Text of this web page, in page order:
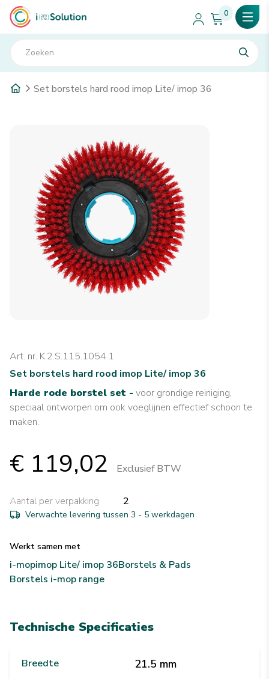
0
Set borstels hard rood imop Lite/ imop 36
Art. nr. K.2.S.115.1054.1
Set borstels hard rood imop Lite/ imop 36
Harde rode borstel set - voor grondige reiniging,
speciaal ontworpen om ook voeglijnen effectief schoon te
maken.
€ 119,02 Exclusief BTW
Aantal per verpakking 2
Verwachte levering tussen 3 - 5 werkdagen
Werkt samen met
i-mopimop Lite/ imop 36Borstels & Pads
Borstels i-mop range
Technische Specificaties
Breedte 21.5 mm